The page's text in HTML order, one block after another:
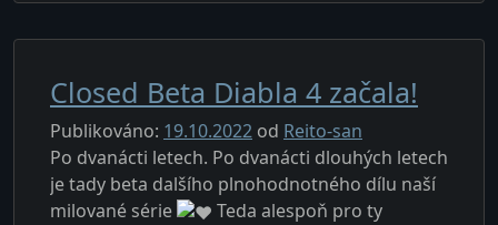
Closed Beta Diabla 4 začala!
Publikováno: 19.10.2022 od Reito-san
Po dvanácti letech. Po dvanácti dlouhých letech
je tady beta dalšího plnohodnotného dílu naší
milované série
Teda alespoň pro ty